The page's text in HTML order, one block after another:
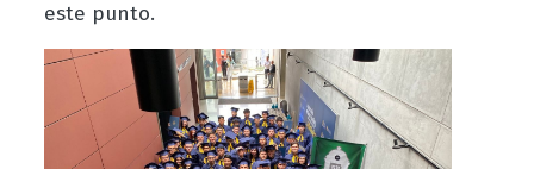
este punto.